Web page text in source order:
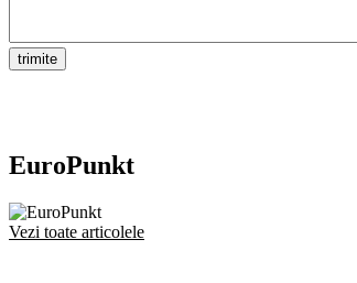
EuroPunkt
Vezi toate articolele